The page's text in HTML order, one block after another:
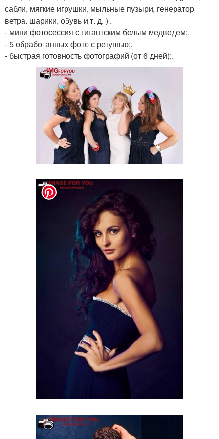
сабли, мягкие игрушки, мыльные пузыри, генератор
ветра, шарики, обувь и т. д. );.
- мини фотосессия с гигантским белым медведем;.
- 5 обработанных фото с ретушью;.
- быстрая готовность фотографий (от 6 дней);.